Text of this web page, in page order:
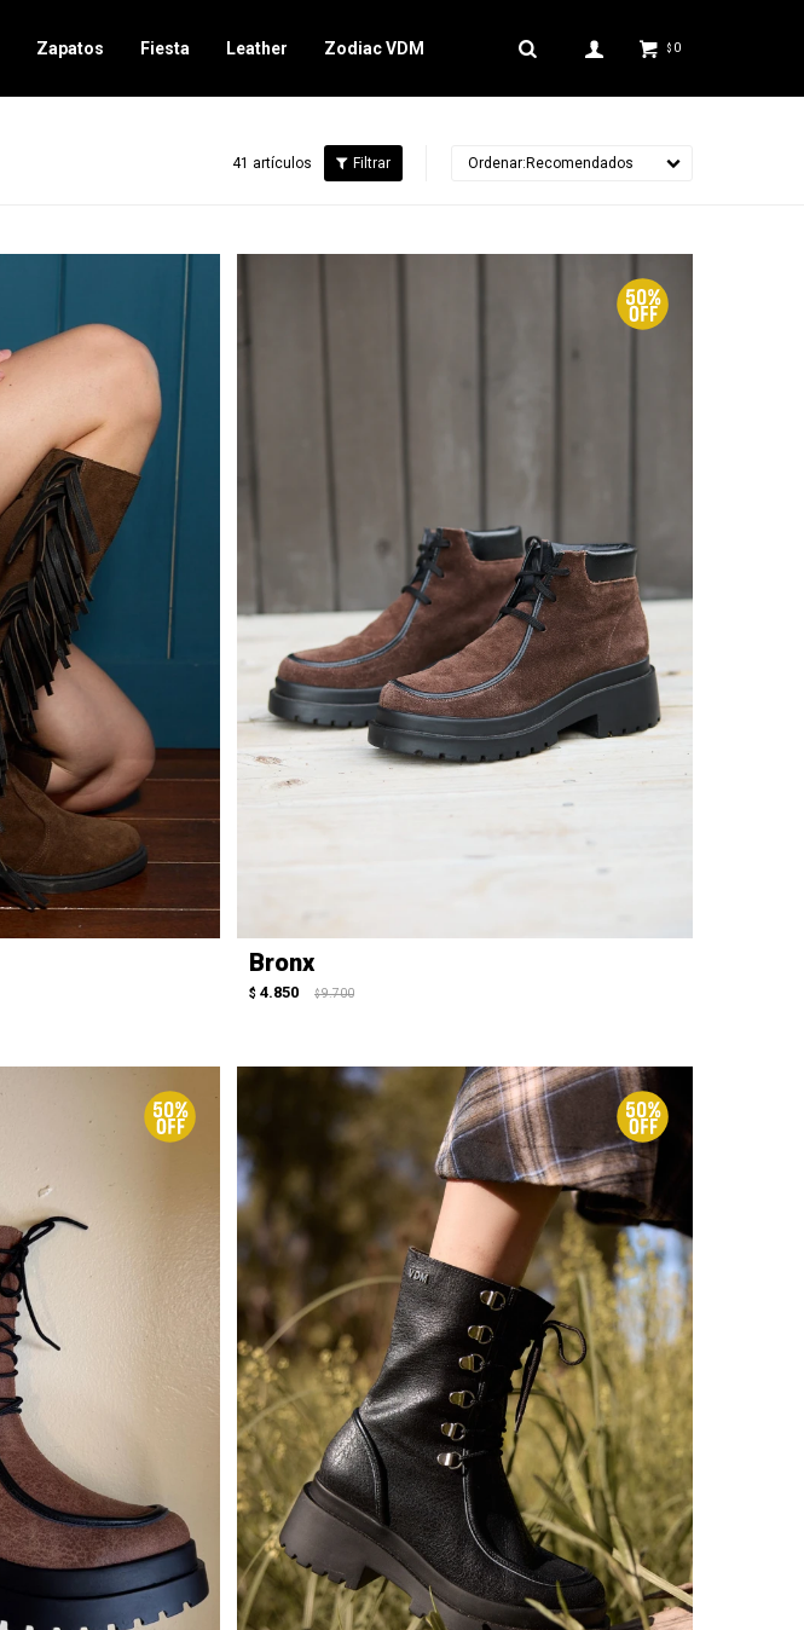
Zapatos Fiesta Leather Zodiac VDM $ 0
41 artículos Recomendados
Bronx
$ 4.850 $ 9.700